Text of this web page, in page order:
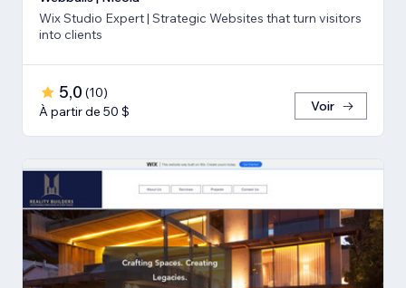
Wix Studio Expert | Strategic Websites that turn visitors
into clients
5,0 (10)
À partir de 50 $
Voir